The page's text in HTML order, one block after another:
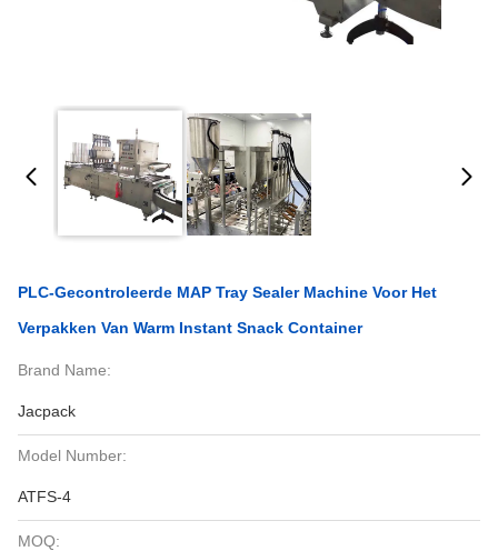
PLC-Gecontroleerde MAP Tray Sealer Machine Voor Het
Verpakken Van Warm Instant Snack Container
Brand Name:
Jacpack
Model Number:
ATFS-4
MOQ: